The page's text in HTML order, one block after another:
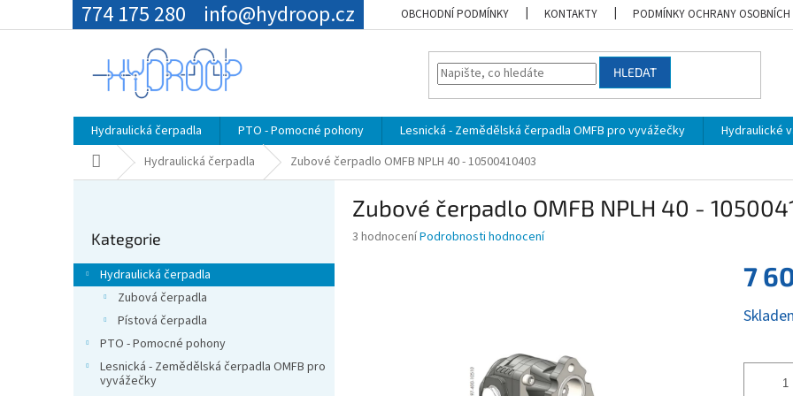
774 175 280 info@hydroop.cz OBCHODNÍ PODMÍNKY KONTAKTY PODMÍNKY OCHRANY OSOBNÍCH
HLEDAT
Hydraulická čerpadla PTO - Pomocné pohony Lesnická - Zemědělská čerpadla OMFB pro vyvážečky Hydraulické
Domů Hydraulická čerpadla Zubové čerpadlo OMFB NPLH 40 - 10500410403
r
a
kategorie
Kategorie
Hydraulická čerpadla
Zubová čerpadla
Pístová čerpadla
PTO - Pomocné pohony
Lesnická - Zemědělská čerpadla OMFB pro
vyvážečky
Zubové čerpadlo OMFB NPLH 40 -
Průměrné
3 hodnoceníPodrobnosti hodnocení
7
Měrná
cena: